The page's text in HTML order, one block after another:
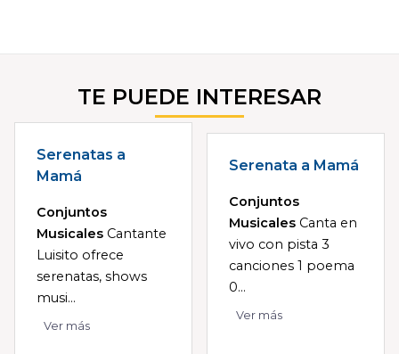
TE PUEDE INTERESAR
Serenatas a
Mamá
Conjuntos
Musicales Cantante
Luisito ofrece
serenatas, shows
musi...
Ver más
Serenata a Mamá
Conjuntos
Musicales Canta en
vivo con pista 3
canciones 1 poema
0...
Ver más